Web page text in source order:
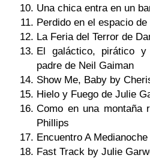
Una chica entra en un
Perdido en el espacio de
La Feria del Terror de
El galáctico, pirático
padre de Neil Gaiman
Show Me, Baby by
Hielo y Fuego de Julie
Como en una montaña
Phillips
Encuentro A
Fast Track by Julie